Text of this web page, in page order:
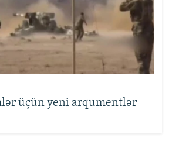
üçün yeni arqumentlər